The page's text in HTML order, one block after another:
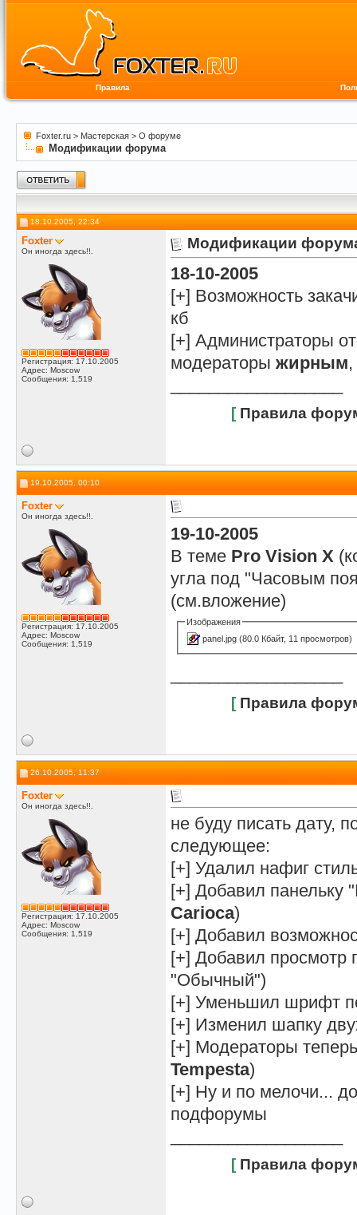
Правила
Foxter.ru > Мастерская > О форуме
Модификации форума
18.10.2005, 22:34
Foxter
Он иногда здесь!!.
Регистрация: 17.10.2005
Адрес: Moscow
Сообщения: 1,519
Модификации
18-10-2005
[+] Возможность
кб
[+] Администраторы
модераторы жирным
[ Правила
19.10.2005, 00:10
Foxter
Он иногда здесь!!.
Регистрация: 17.10.2005
Адрес: Moscow
Сообщения: 1,519
19-10-2005
В теме Pro Vision X
угла под "Часовым
(см.вложение)
Изображения
panel.jpg (80.0 Кбайт, 11 просмотров)
[ Правила
26.10.2005, 11:37
Foxter
Он иногда здесь!!.
Регистрация: 17.10.2005
Адрес: Moscow
Сообщения: 1,519
не буду писать дату,
следующее:
[+] Удалил нафиг
[+] Добавил панельку
Carioca)
[+] Добавил
[+] Добавил просмотр
"Обычный")
[+] Уменьшил шрифт
[+] Изменил шапку
[+] Модераторы
Tempesta)
[+] Ну и по мелочи...
подфорумы
[ Правила